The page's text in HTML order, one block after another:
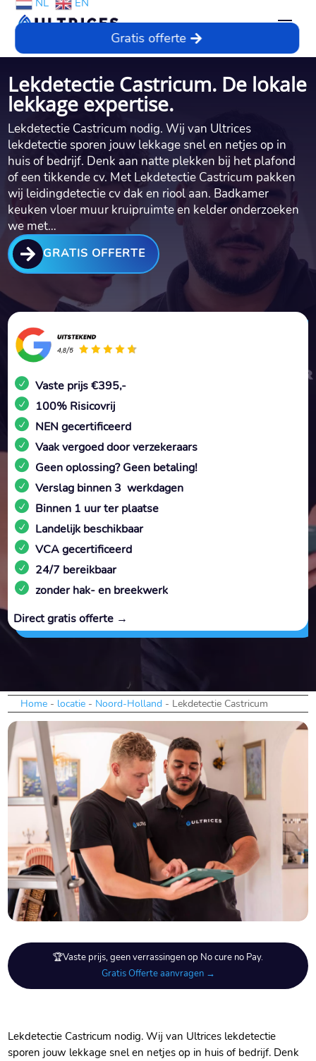
NL EN
Gratis offerte
Lekdetectie Castricum. De lokale
lekkage expertise.
Lekdetectie Castricum nodig.​ Wij van Ultrices
lekdetectie sporen jouw lekkage snel en netjes op in
huis of bedrijf.​ Denk aan natte plekken bij het plafond
of een tikkende cv.​ Met Lekdetectie Castricum pakken
wij leidingdetectie cv dak en riool aan.​ Badkamer
keuken vloer muur kruipruimte en kelder onderzoeken
we met…
 GRATIS OFFERTE
Vaste prijs €395,-
100% Risicovrij
NEN gecertificeerd
Vaak vergoed door verzekeraars
Geen oplossing? Geen betaling!
Verslag binnen 3 werkdagen
Binnen 1 uur ter plaatse
Landelijk beschikbaar
VCA gecertificeerd
24/7 bereikbaar
zonder hak- en breekwerk
Direct gratis offerte →
Home- locatie- Noord-Holland - Lekdetectie Castricum
🏆Vaste prijs, geen verrassingen op No cure no Pay.
Gratis Offerte aanvragen →
Lekdetectie Castricum nodig.​ Wij van Ultrices lekdetectie
sporen jouw lekkage snel en netjes op in huis of bedrijf.​ Denk